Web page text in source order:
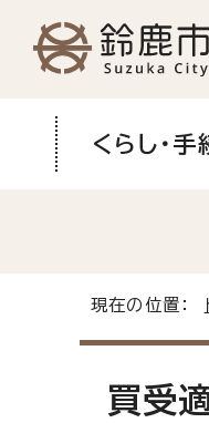
くらし・手
現在の位置：
買受